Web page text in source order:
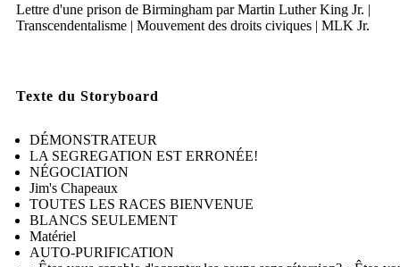
Lettre d'une prison de Birmingham par Martin Luther King Jr. |
Transcendentalisme | Mouvement des droits civiques | MLK Jr.
Texte du Storyboard
DÉMONSTRATEUR
LA SEGREGATION EST ERRONÉE!
NÉGOCIATION
Jim's Chapeaux
TOUTES LES RACES BIENVENUE
BLANCS SEULEMENT
Matériel
AUTO-PURIFICATION